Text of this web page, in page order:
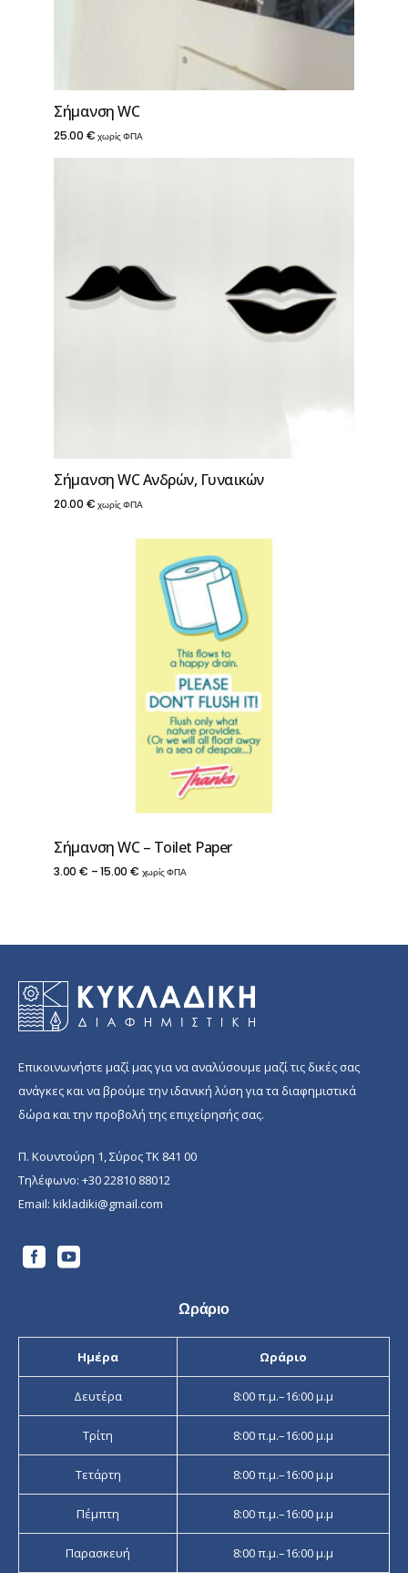
Σήμανση WC
25.00 € χωρίς ΦΠΑ
Σήμανση WC Ανδρών, Γυναικών
20.00 € χωρίς ΦΠΑ
Σήμανση WC – Toilet Paper
3.00 € –15.00€Price
15.00 €
χωρίς ΦΠΑ
Επικοινωνήστε μαζί μας για να αναλύσουμε μαζί τις δικές σας
ανάγκες και να βρούμε την ιδανική λύση για τα διαφημιστικά
δώρα και την προβολή της επιχείρησής σας.
Π. Κουντούρη 1, Σύρος ΤΚ 841 00
Τηλέφωνο: +30 22810 88012
Email: kikladiki@gmail.com
Ωράριο
Ημέρα Ωράριο
Δευτέρα 8:00 π.μ.–16:00 μ.μ
Τρίτη 8:00 π.μ.–16:00 μ.μ
Τετάρτη 8:00 π.μ.–16:00 μ.μ
Πέμπτη 8:00 π.μ.–16:00 μ.μ
Παρασκευή 8:00 π.μ.–16:00 μ.μ